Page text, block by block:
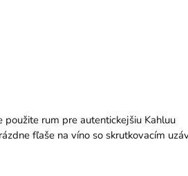
rum pre autentickejšiu Kahluu
fľaše na víno so skrutkovacím